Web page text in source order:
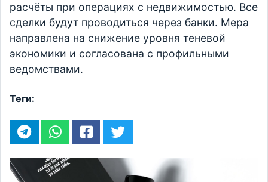
расчёты при операциях с недвижимостью. Все
сделки будут проводиться через банки. Мера
направлена на снижение уровня теневой
экономики и согласована с профильными
ведомствами.
Теги: